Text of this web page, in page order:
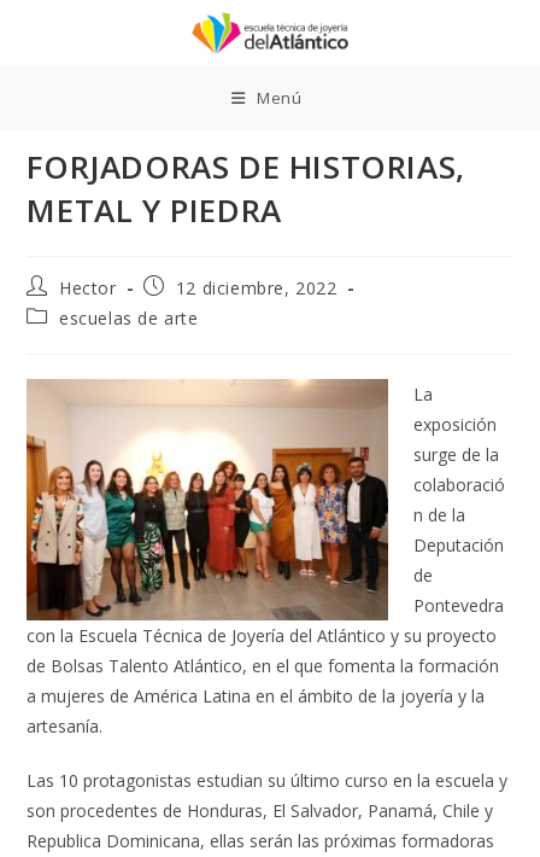
Menú
FORJADORAS DE HISTORIAS,
METAL Y PIEDRA
Autor
de
la
Hector
Publicación
de
la
12 diciembre, 2022
Categoría
entrada:
escuelas de arte
La
exposición
surge de la
colaboració
n de la
Deputación
de
Pontevedra
con la Escuela Técnica de Joyería del Atlántico y su proyecto
de Bolsas Talento Atlántico, en el que fomenta la formación
a mujeres de América Latina en el ámbito de la joyería y la
artesanía.
Las 10 protagonistas estudian su último curso en la escuela y
son procedentes de Honduras, El Salvador, Panamá, Chile y
Republica Dominicana, ellas serán las próximas formadoras